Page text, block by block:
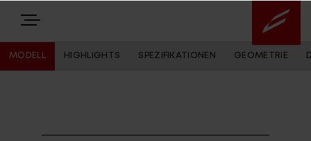
MODELL HIGHLIGHTS SPEZIFIKATIONEN GEOMETRIE